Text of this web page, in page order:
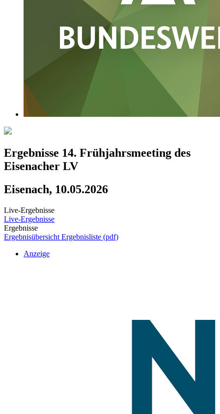
Ergebnisse 14. Frühjahrsmeeting des
Eisenacher LV
Eisenach, 10.05.2026
Live-Ergebnisse
Live-Ergebnisse
Ergebnisse
Ergebnisübersicht Ergebnisliste (pdf)
Anzeige